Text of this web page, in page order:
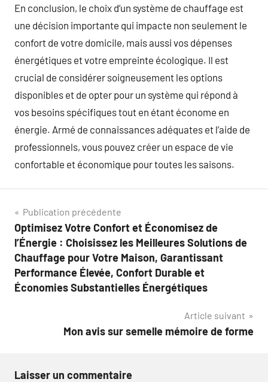
En conclusion, le choix d’un système de chauffage est
une décision importante qui impacte non seulement le
confort de votre domicile, mais aussi vos dépenses
énergétiques et votre empreinte écologique. Il est
crucial de considérer soigneusement les options
disponibles et de opter pour un système qui répond à
vos besoins spécifiques tout en étant économe en
énergie. Armé de connaissances adéquates et l’aide de
professionnels, vous pouvez créer un espace de vie
confortable et économique pour toutes les saisons.
Navigation
de
l’article
Publication précédente
Optimisez Votre Confort et Économisez de
l’Énergie : Choisissez les Meilleures Solutions de
Chauffage pour Votre Maison, Garantissant
Performance Élevée, Confort Durable et
Économies Substantielles Énergétiques
Article suivant
Mon avis sur semelle mémoire de forme
Laisser un commentaire